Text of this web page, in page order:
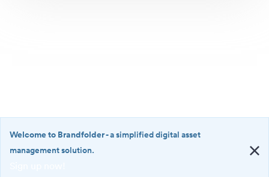
Welcome to Brandfolder- a simplified digital asset
management solution.